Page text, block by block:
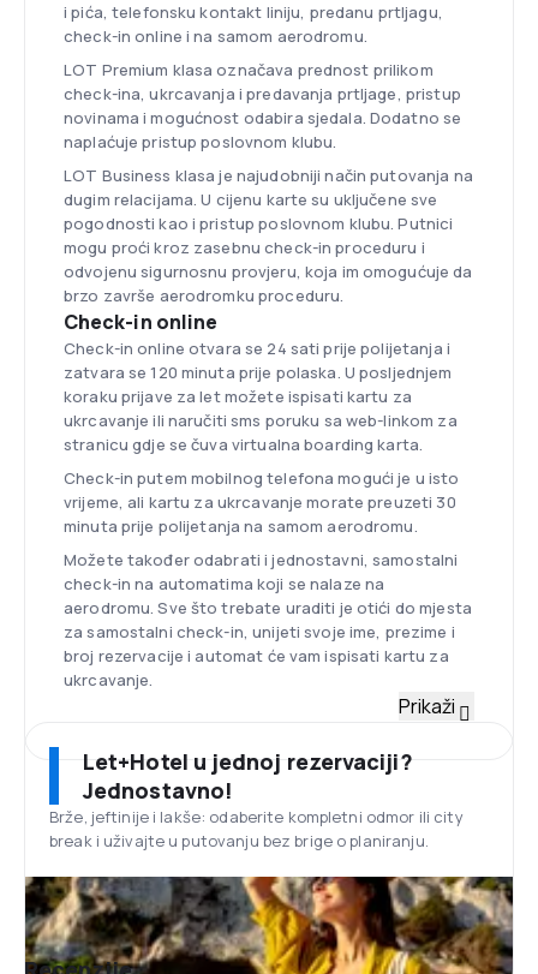
i pića, telefonsku kontakt liniju, predanu prtljagu,
check-in online i na samom aerodromu.
LOT Premium klasa označava prednost prilikom
check-ina, ukrcavanja i predavanja prtljage, pristup
novinama i mogućnost odabira sjedala. Dodatno se
naplaćuje pristup poslovnom klubu.
LOT Business klasa je najudobniji način putovanja na
dugim relacijama. U cijenu karte su uključene sve
pogodnosti kao i pristup poslovnom klubu. Putnici
mogu proći kroz zasebnu check-in proceduru i
odvojenu sigurnosnu provjeru, koja im omogućuje da
brzo završe aerodromku proceduru.
Check-in online
Check-in online otvara se 24 sati prije polijetanja i
zatvara se 120 minuta prije polaska. U posljednjem
koraku prijave za let možete ispisati kartu za
ukrcavanje ili naručiti sms poruku sa web-linkom za
stranicu gdje se čuva virtualna boarding karta.
Check-in putem mobilnog telefona mogući je u isto
vrijeme, ali kartu za ukrcavanje morate preuzeti 30
minuta prije polijetanja na samom aerodromu.
Možete također odabrati i jednostavni, samostalni
check-in na automatima koji se nalaze na
aerodromu. Sve što trebate uraditi je otići do mjesta
za samostalni check-in, unijeti svoje ime, prezime i
broj rezervacije i automat će vam ispisati kartu za
ukrcavanje.
aviona. Za domaće letove i letove srednje razdaljine
koriste se avioni tipa: Embraer 170, Embraer 175,
Embraer 195, Boeing 737-400 i Boeing 737-800. Za
letove za dalje destinacije služe moderni zrakoplovi
poput Boeinga 787 Dreamliner.
Zračna luka Frederic Chopin u Varšavi
Glavna baza LOT-a, zračna luka Frederic Chopin
nalazi se u Varšavi. Na aerodromu nalazi se poslovni
klub poljskog avio-prijevoznika: LOT Biznis Klub
Prikaži
Let+Hotel u jednoj rezervaciji?
Jednostavno!
Brže, jeftinije i lakše: odaberite kompletni odmor ili city
break i uživajte u putovanju bez brige o planiranju.